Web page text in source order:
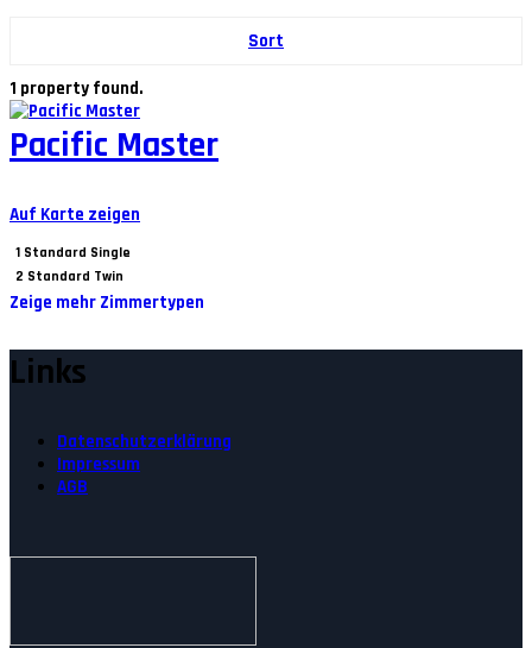
Sort
1 property found.
Pacific Master
Auf Karte zeigen
1 Standard Single
2 Standard Twin
Zeige mehr Zimmertypen
Links
Datenschutzerklärung
Impressum
AGB